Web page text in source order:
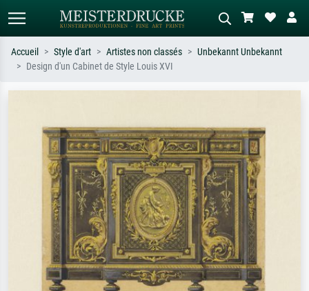
impressionnisme, vague de Hokusai,
nu.
tableau sombre, nu debout près d'un
arbre.
Accueil Style d'art Artistes non classés
Unbekannt Unbekannt
Design d'un Cabinet de Style Louis XVI